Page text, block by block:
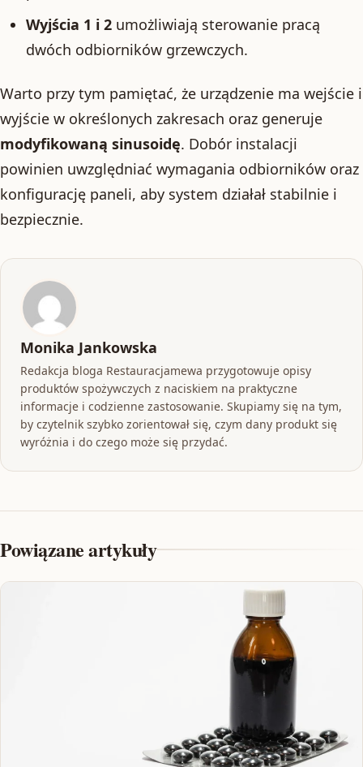
Wyjścia 1 i 2umożliwiają sterowanie pracą
dwóch odbiorników grzewczych.
Warto przy tym pamiętać, że urządzenie ma wejście i
wyjście w określonych zakresach oraz generuje
modyfikowaną sinusoidę. Dobór instalacji
powinien uwzględniać wymagania odbiorników oraz
konfigurację paneli, aby system działał stabilnie i
bezpiecznie.
Monika Jankowska
Redakcja bloga Restauracjamewa przygotowuje opisy
produktów spożywczych z naciskiem na praktyczne
informacje i codzienne zastosowanie. Skupiamy się na tym,
by czytelnik szybko zorientował się, czym dany produkt się
wyróżnia i do czego może się przydać.
Powiązane artykuły